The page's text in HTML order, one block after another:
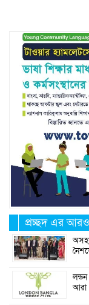
প্রচ্ছদ এর
আরা